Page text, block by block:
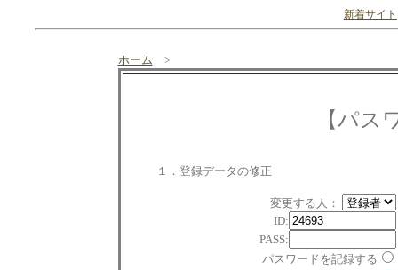
新着サイト
ホーム >
【パス
１．登録データの修正
変更する人：
ID:
PASS:
パスワードを記録する